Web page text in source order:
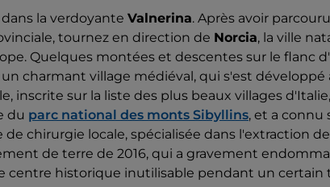
la verdoyante Valnerina. Après avoir
tournez en direction de Norcia, la ville
Quelques montées et descentes sur le flanc
un charmant village médiéval, qui s'est
inscrite sur la liste des plus beaux villages
du parc national des monts Sibyllins, et a connu
de chirurgie locale, spécialisée dans l'extraction
de terre de 2016, qui a gravement
centre historique inutilisable pendant un certain